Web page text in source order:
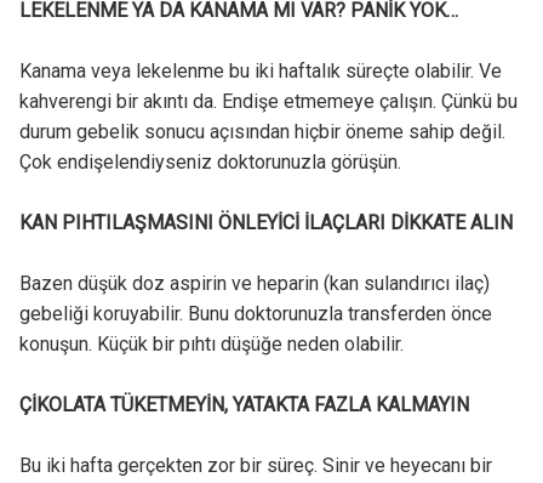
LEKELENME YA DA KANAMA MI VAR? PANİK YOK…
Kanama veya lekelenme bu iki haftalık süreçte olabilir. Ve
kahverengi bir akıntı da. Endişe etmemeye çalışın. Çünkü bu
durum gebelik sonucu açısından hiçbir öneme sahip değil.
Çok endişelendiyseniz doktorunuzla görüşün.
KAN PIHTILAŞMASINI ÖNLEYİCİ İLAÇLARI DİKKATE ALIN
Bazen düşük doz aspirin ve heparin (kan sulandırıcı ilaç)
gebeliği koruyabilir. Bunu doktorunuzla transferden önce
konuşun. Küçük bir pıhtı düşüğe neden olabilir.
ÇİKOLATA TÜKETMEYİN, YATAKTA FAZLA KALMAYIN
Bu iki hafta gerçekten zor bir süreç. Sinir ve heyecanı bir